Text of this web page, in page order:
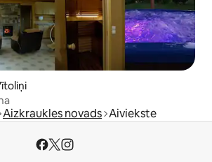
Aizkraukles novads Aiviekste